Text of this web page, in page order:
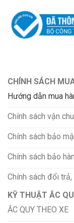
CHÍNH SÁCH
Hướng dẫn mua
Chính sách vận
Chính sách bảo
Chính sách bảo
Chính sách đổi trả,
KỸ THUẬT ẮC
ẮC QUY THEO XE